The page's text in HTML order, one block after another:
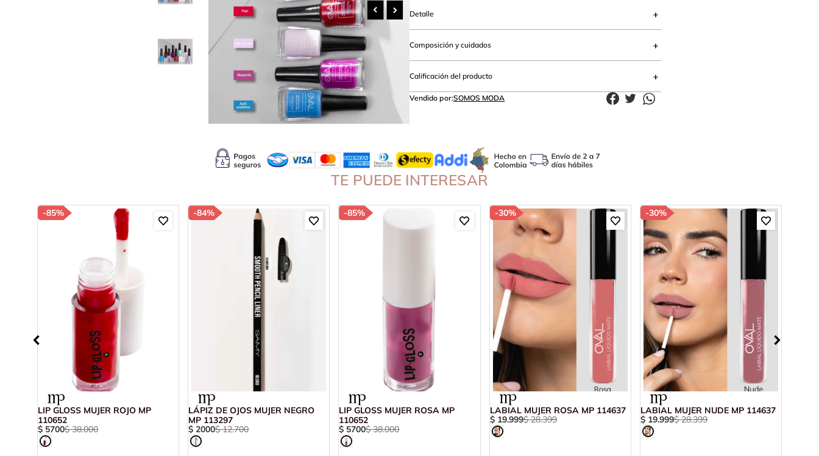
Detalle
Composición y cuidados
Calificación del producto
Vendido por:SOMOS MODA
TE PUEDE INTERESAR
-85%
LIP GLOSS MUJER ROJO MP
110652
$ 5700$ 38.000
-84%
LÁPIZ DE OJOS MUJER NEGRO
MP 113297
$ 2000$ 12.700
-85%
LIP GLOSS MUJER ROSA MP
110652
$ 5700$ 38.000
-30%
LABIAL MUJER ROSA MP 114637
$ 19.999$ 28.399
-30%
LABIAL MUJER NUDE MP 114637
$ 19.999$ 28.399
10
camibuzo